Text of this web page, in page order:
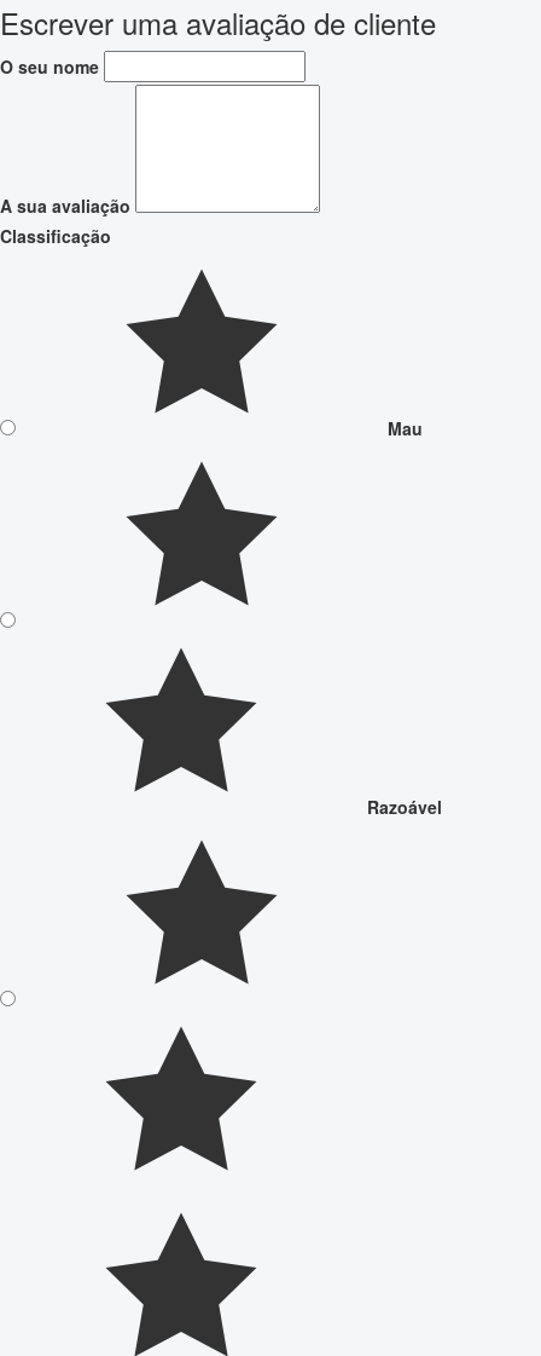
Escrever uma avaliação de cliente
O seu nome
A sua avaliação
Classificação
Mau
Razoável